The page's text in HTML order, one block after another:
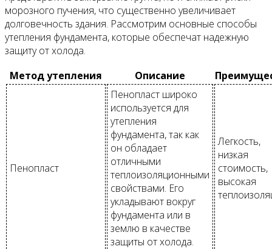
морозного пучения, что существенно увеличивает
долговечность здания. Рассмотрим основные способы
утепления фундамента, которые обеспечат надежную
защиту от холода.
Метод утепления
Описание
Пенопласт
Пенопласт широко
используется для
утепления
фундамента, так как
он обладает
отличными
теплоизоляционными
свойствами. Его
укладывают вокруг
фундамента или в
землю в качестве
защиты от холода.
Легкость,
низкая
стоимость,
высокая